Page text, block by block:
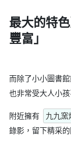
最大的特
豐富」
而除了小小圖書
也非常受大人小孩
附近擁有 九九
錄影，留下精采的